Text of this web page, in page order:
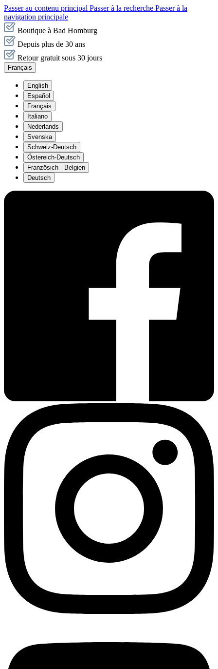
Passer au contenu principal Passer à la recherche Passer à la
navigation principale
Boutique à Bad Homburg
Depuis plus de 30 ans
Retour gratuit sous 30 jours
Français
English
Español
Français
Italiano
Nederlands
Svenska
Schweiz-Deutsch
Östereich-Deutsch
Französich - Belgien
Deutsch